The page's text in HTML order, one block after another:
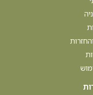
לתת לתינוק
לפני הגן ? לא